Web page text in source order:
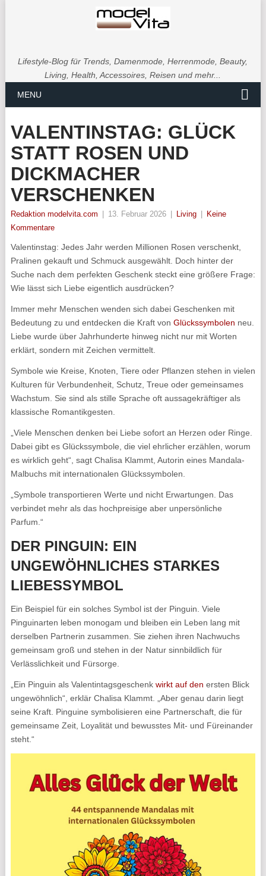
Lifestyle-Blog für Trends, Damenmode, Herrenmode, Beauty,
Living, Health, Accessoires, Reisen und mehr...
MENU
VALENTINSTAG: GLÜCK
STATT ROSEN UND
DICKMACHER
VERSCHENKEN
Redaktion modelvita.com 13. Februar 2026 Living
Keine
Kommentare
Valentinstag: Jedes Jahr werden Millionen Rosen verschenkt,
Pralinen gekauft und Schmuck ausgewählt. Doch hinter der
Suche nach dem perfekten Geschenk steckt eine größere Frage:
Wie lässt sich Liebe eigentlich ausdrücken?
Immer mehr Menschen wenden sich dabei Geschenken mit
Bedeutung zu und entdecken die Kraft von Glückssymbolen neu.
Liebe wurde über Jahrhunderte hinweg nicht nur mit Worten
erklärt, sondern mit Zeichen vermittelt.
Symbole wie Kreise, Knoten, Tiere oder Pflanzen stehen in vielen
Kulturen für Verbundenheit, Schutz, Treue oder gemeinsames
Wachstum. Sie sind als stille Sprache oft aussagekräftiger als
klassische Romantikgesten.
„Viele Menschen denken bei Liebe sofort an Herzen oder Ringe.
Dabei gibt es Glückssymbole, die viel ehrlicher erzählen, worum
es wirklich geht“, sagt Chalisa Klammt, Autorin eines Mandala-
Malbuchs mit internationalen Glückssymbolen.
„Symbole transportieren Werte und nicht Erwartungen. Das
verbindet mehr als das hochpreisige aber unpersönliche
Parfum.“
DER PINGUIN: EIN
UNGEWÖHNLICHES STARKES
LIEBESSYMBOL
Ein Beispiel für ein solches Symbol ist der Pinguin. Viele
Pinguinarten leben monogam und bleiben ein Leben lang mit
derselben Partnerin zusammen. Sie ziehen ihren Nachwuchs
gemeinsam groß und stehen in der Natur sinnbildlich für
Verlässlichkeit und Fürsorge.
„Ein Pinguin als Valentintagsgeschenk wirkt auf den ersten Blick
ungewöhnlich“, erklär Chalisa Klammt. „Aber genau darin liegt
seine Kraft. Pinguine symbolisieren eine Partnerschaft, die für
gemeinsame Zeit, Loyalität und bewusstes Mit- und Füreinander
steht.“